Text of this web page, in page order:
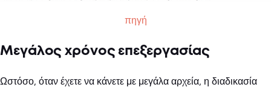
πηγή
Μεγάλος χρόνος επεξεργασίας
Ωστόσο, όταν έχετε να κάνετε με μεγάλα αρχεία, η διαδικασία